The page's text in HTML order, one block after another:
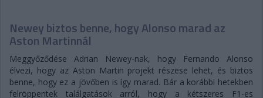
Newey biztos benne, hogy Alonso marad az
Aston Martinnál
Meggyőződése Adrian Newey-nak, hogy Fernando Alonso
élvezi, hogy az Aston Martin projekt részese lehet, és biztos
benne, hogy ez a jövőben is így marad. Bár a korábbi hetekben
felröppentek találgatások arról, hogy a kétszeres F1-es